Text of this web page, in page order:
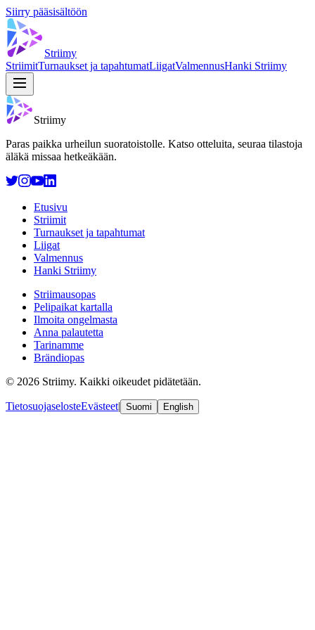
Siirry pääsisältöön
Striimy
StriimitTurnaukset ja tapahtumatLiigatValmennusHanki Striimy
Striimy
Paras paikka urheilun suoratoistolle. Katso otteluita, seuraa tilastoja
äläkä missaa hetkeäkään.
Etusivu
Striimit
Turnaukset ja tapahtumat
Liigat
Valmennus
Hanki Striimy
Striimausopas
Pelipaikat kartalla
Ilmoita ongelmasta
Anna palautetta
Tarinamme
Brändiopas
© 2026 Striimy. Kaikki oikeudet pidätetään.
TietosuojaselosteEvästeet| Suomi English